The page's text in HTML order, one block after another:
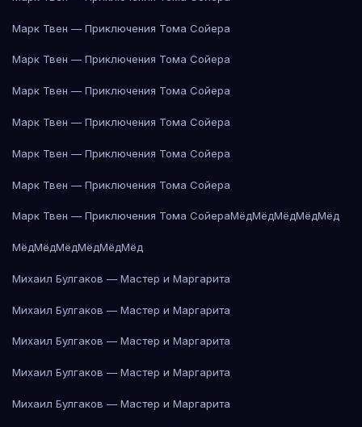
Марк Твен — Приключения Тома Сойера
Марк Твен — Приключения Тома Сойера
Марк Твен — Приключения Тома Сойера
Марк Твен — Приключения Тома Сойера
Марк Твен — Приключения Тома Сойера
Марк Твен — Приключения Тома Сойера
Марк Твен — Приключения Тома СойераМёдМёдМёдМёдМёд
МёдМёдМёдМёдМёдМёд
Михаил Булгаков — Мастер и Маргарита
Михаил Булгаков — Мастер и Маргарита
Михаил Булгаков — Мастер и Маргарита
Михаил Булгаков — Мастер и Маргарита
Михаил Булгаков — Мастер и Маргарита